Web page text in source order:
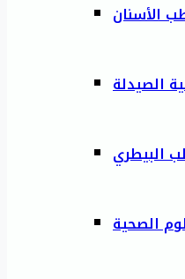
الأسنان
الصيدلة
البيطري
الصحية